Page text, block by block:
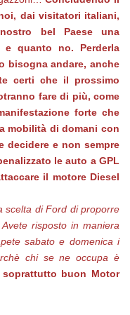
dai visitatori italiani,
bel Paese una
e quanto no. Perderla
bisogna andare, anche
certi che il prossimo
fare di più, come
forte che
mobilità di domani con
decidere e non sempre
le auto a GPL
il motore Diesel
scelta di Ford di proporre
risposto in maniera
sabato e domenica i
chi se ne occupa è
buon Motor